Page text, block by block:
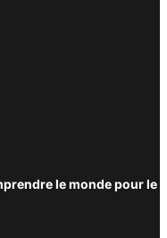
le monde pour le